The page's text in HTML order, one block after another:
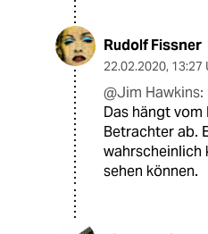
Rudolf Fissner
22.02.2020, 13:27
@Jim Hawkins:
Das hängt
Betrachter ab.
wahrscheinlich
sehen können.